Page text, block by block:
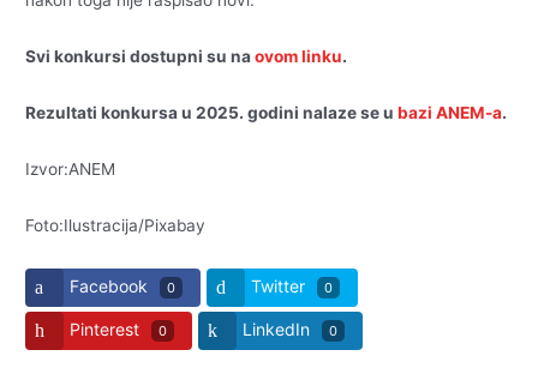
Svi konkursi dostupni su naovom linku.
Rezultati konkursa u 2025. godini nalaze se ubazi ANEM-a.
Izvor:ANEM
Foto:Ilustracija/Pixabay
Facebook 0 Twitter 0
Pinterest 0 LinkedIn 0